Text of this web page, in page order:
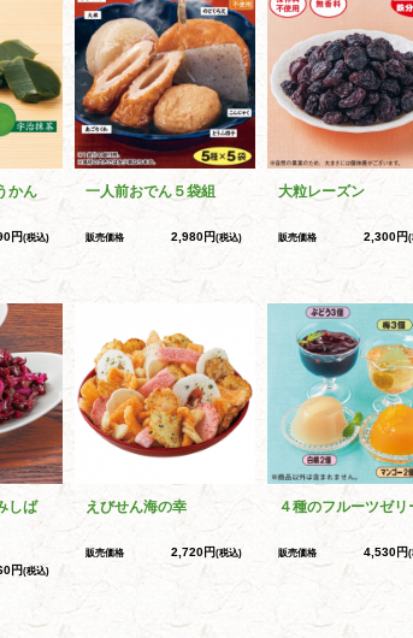
かん
円(税込)
一人前おでん５袋組
販売価格 2,980円(税込)
大粒レーズン
販売価格 2,300円(
しば
円(税込)
えびせん海の幸
販売価格 2,720円(税込)
４種のフルーツゼリ
販売価格 4,530円(